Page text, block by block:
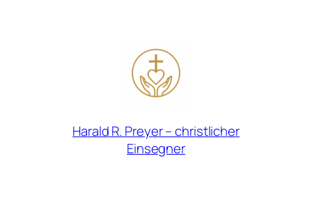
Harald R. Preyer – christlicher
Einsegner